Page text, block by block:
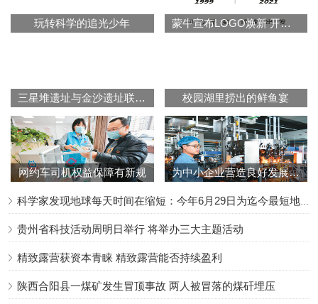
玩转科学的追光少年 蒙牛宣布LOGO焕新 开启品牌升级战略
三星堆遗址与金沙遗址联合申报世界文化遗产 校园湖里捞出的鲜鱼宴
网约车司机权益保障有新规 为中小企业营造良好发展环境（锐财经）
科学家发现地球每天时间在缩短：今年6月29日为迄今最短地球日
贵州省科技活动周明日举行 将举办三大主题活动
精致露营获资本青睐 精致露营能否持续盈利
陕西合阳县一煤矿发生冒顶事故 两人被冒落的煤矸埋压